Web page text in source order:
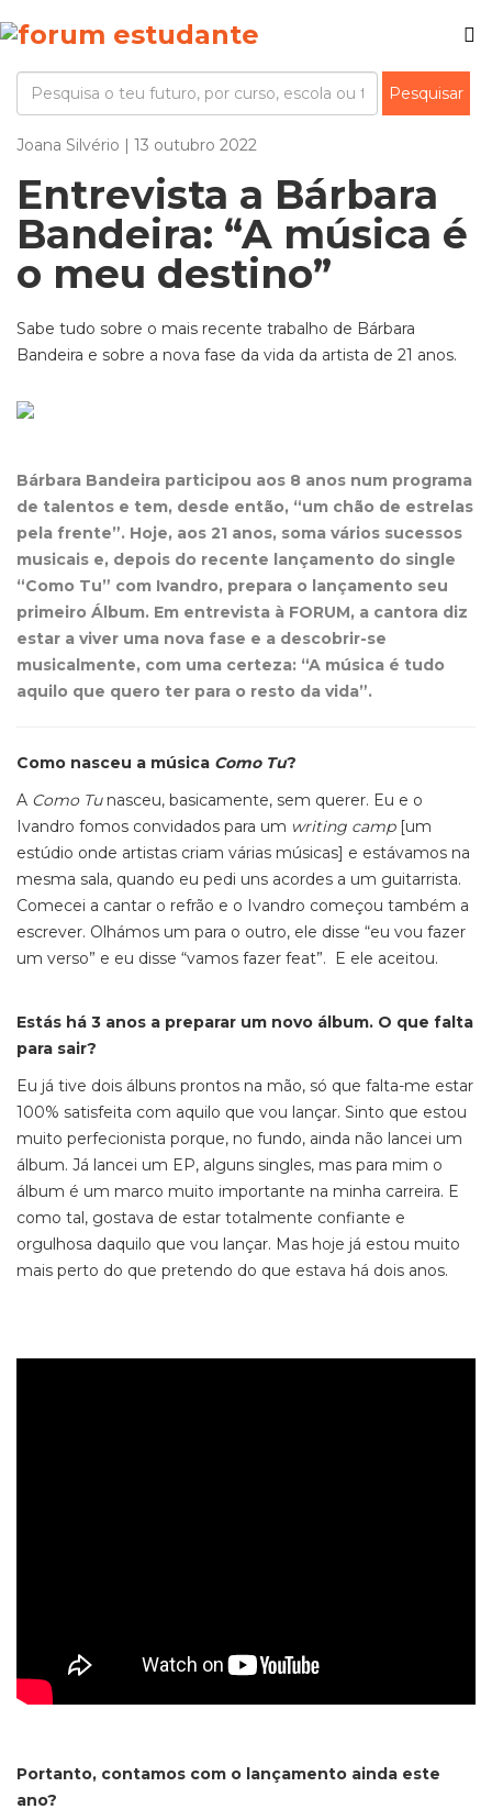
Joana Silvério | 13 outubro 2022
Entrevista a Bárbara
Bandeira: “A música é
o meu destino”
Sabe tudo sobre o mais recente trabalho de Bárbara
Bandeira e sobre a nova fase da vida da artista de 21 anos.
Bárbara Bandeira participou aos 8 anos num programa
de talentos e tem, desde então, “um chão de estrelas
pela frente”. Hoje, aos 21 anos, soma vários sucessos
musicais e, depois do recente lançamento do single
“Como Tu” com Ivandro, prepara o lançamento seu
primeiro Álbum. Em entrevista à FORUM, a cantora diz
estar a viver uma nova fase e a descobrir-se
musicalmente, com uma certeza: “A música é tudo
aquilo que quero ter para o resto da vida”.
Como nasceu a música Como Tu?
A Como Tunasceu, basicamente, sem querer. Eu e o
Ivandro fomos convidados para um writing camp[um
estúdio onde artistas criam várias músicas] e estávamos na
mesma sala, quando eu pedi uns acordes a um guitarrista.
Comecei a cantar o refrão e o Ivandro começou também a
escrever. Olhámos um para o outro, ele disse “eu vou fazer
um verso” e eu disse “vamos fazer feat”. E ele aceitou.
Estás há 3 anos a preparar um novo álbum. O que falta
para sair?
Eu já tive dois álbuns prontos na mão, só que falta-me estar
100% satisfeita com aquilo que vou lançar. Sinto que estou
muito perfecionista porque, no fundo, ainda não lancei um
álbum. Já lancei um EP, alguns singles, mas para mim o
álbum é um marco muito importante na minha carreira. E
como tal, gostava de estar totalmente confiante e
orgulhosa daquilo que vou lançar. Mas hoje já estou muito
mais perto do que pretendo do que estava há dois anos.
Portanto, contamos com o lançamento ainda este
ano?